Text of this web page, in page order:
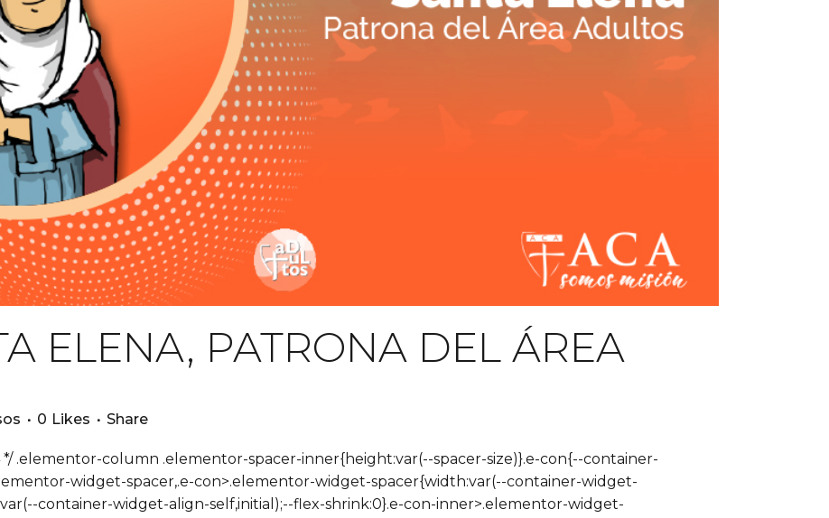
ELENA, PATRONA DEL ÁREA
0 Likes Share
.elementor-column .elementor-spacer-inner{height:var(--spacer-size)}.e-con{--container-
widget-spacer,.e-con>.elementor-widget-spacer{width:var(--container-widget-
container-widget-align-self,initial);--flex-shrink:0}.e-con-inner>.elementor-widget-